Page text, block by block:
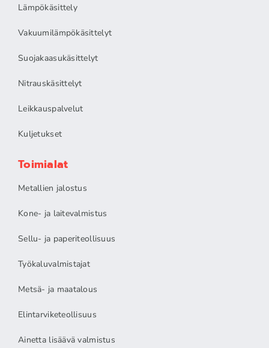
Lämpökäsittely
Vakuumilämpökäsittelyt
Suojakaasukäsittelyt
Nitrauskäsittelyt
Leikkauspalvelut
Kuljetukset
Toimialat
Metallien jalostus
Kone- ja laitevalmistus
Sellu- ja paperiteollisuus
Työkaluvalmistajat
Metsä- ja maatalous
Elintarviketeollisuus
Ainetta lisäävä valmistus